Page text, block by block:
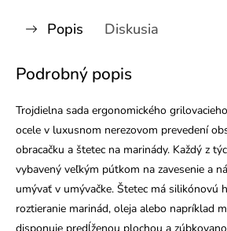
Popis Diskusia
Podrobný popis
Trojdielna sada ergonomického
ocele v luxusnom nerezovom prevedení
obracačku a štetec na marinády. Každý z
vybavený veľkým pútkom na zavesenie a
umývať v umývačke. Štetec má silikónovú
roztieranie marinád, oleja alebo napríklad
disponuje predĺženou plochou a